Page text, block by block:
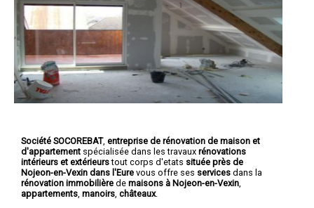
Société SOCOREBAT, entreprise de rénovation de maison et
d'appartement spécialisée dans les travaux rénovations
intérieurs et extérieurstout corps d'etats située près de
Nojeon-en-Vexin dans l'Eure vous offre ses services dans la
rénovation immobilière de maisons à Nojeon-en-Vexin
appartements manoirs châteaux.